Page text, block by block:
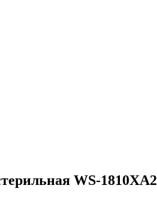
WS-1810XA2